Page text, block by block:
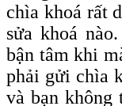
chìa khoá rất
sửa khoá
bận tâm khi
phải gửi chìa
và bạn không